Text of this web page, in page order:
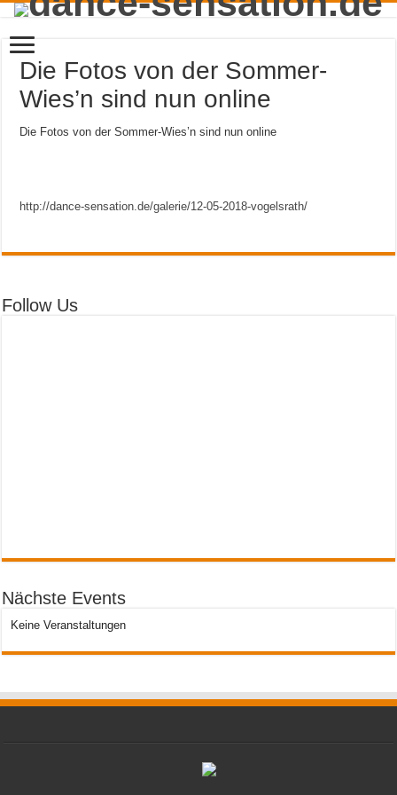
Die Fotos von der Sommer-
Wies’n sind nun online
Die Fotos von der Sommer-Wies’n sind nun online
http://dance-sensation.de/galerie/12-05-2018-vogelsrath/
Follow Us
Nächste Events
Keine Veranstaltungen